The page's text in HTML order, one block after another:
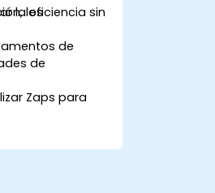
la eficiencia sin
los
de
de
Zaps para